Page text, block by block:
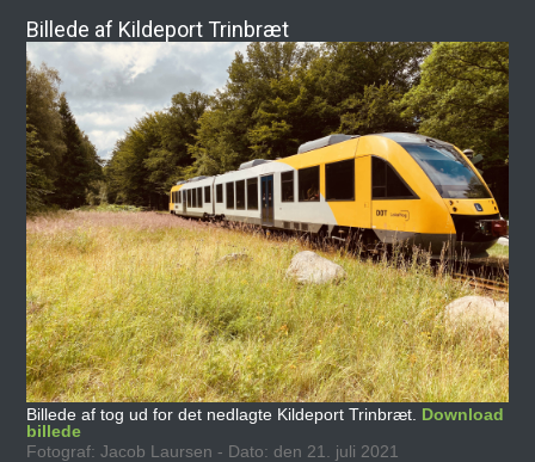
Billede af Kildeport Trinbræt
Billede af tog ud for det nedlagte Kildeport Trinbræt. Download
billede
Fotograf: Jacob Laursen - Dato: den 21. juli 2021